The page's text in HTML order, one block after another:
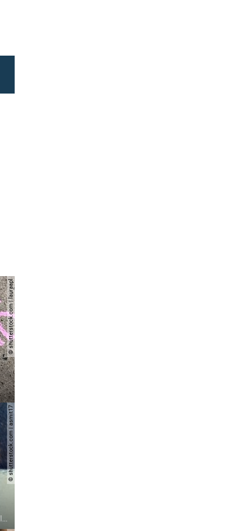
© shutterstock.com | lauraapl
© shutterstock.com | asmit17
nordkoreas sommerliche empfehlungen